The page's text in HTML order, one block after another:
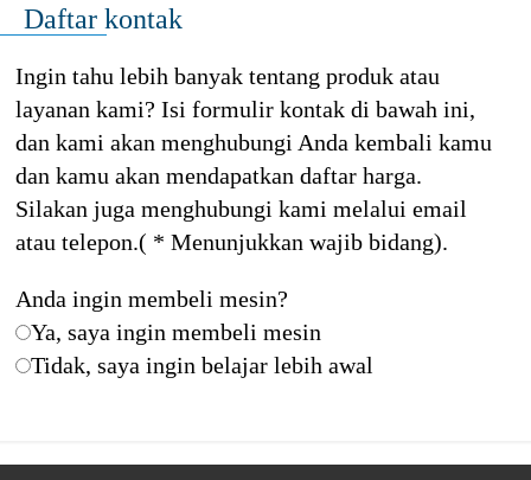
Daftar kontak
Ingin tahu lebih banyak tentang produk atau
layanan kami? Isi formulir kontak di bawah ini,
dan kami akan menghubungi Anda kembali kamu
dan kamu akan mendapatkan daftar harga.
Silakan juga menghubungi kami melalui email
atau telepon.( * Menunjukkan wajib bidang).
Anda ingin membeli mesin?
Ya, saya ingin membeli mesin
Tidak, saya ingin belajar lebih awal